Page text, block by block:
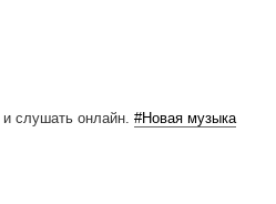
и слушать онлайн. #Новая музыка